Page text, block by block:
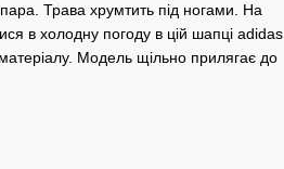
Трава хрумтить під ногами. На
в холодну погоду в цій шапці adidas
Модель щільно прилягає до